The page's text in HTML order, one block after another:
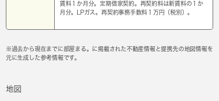
賃料１か月分。定期借家契約。再契約料は新賃料の１か
月分。LPガス。再契約事務手数料１万円（税別）。
※過去から現在までに部屋まる。に掲載された不動産情報と提携先の地図情報を
元に生成した参考情報です。
地図